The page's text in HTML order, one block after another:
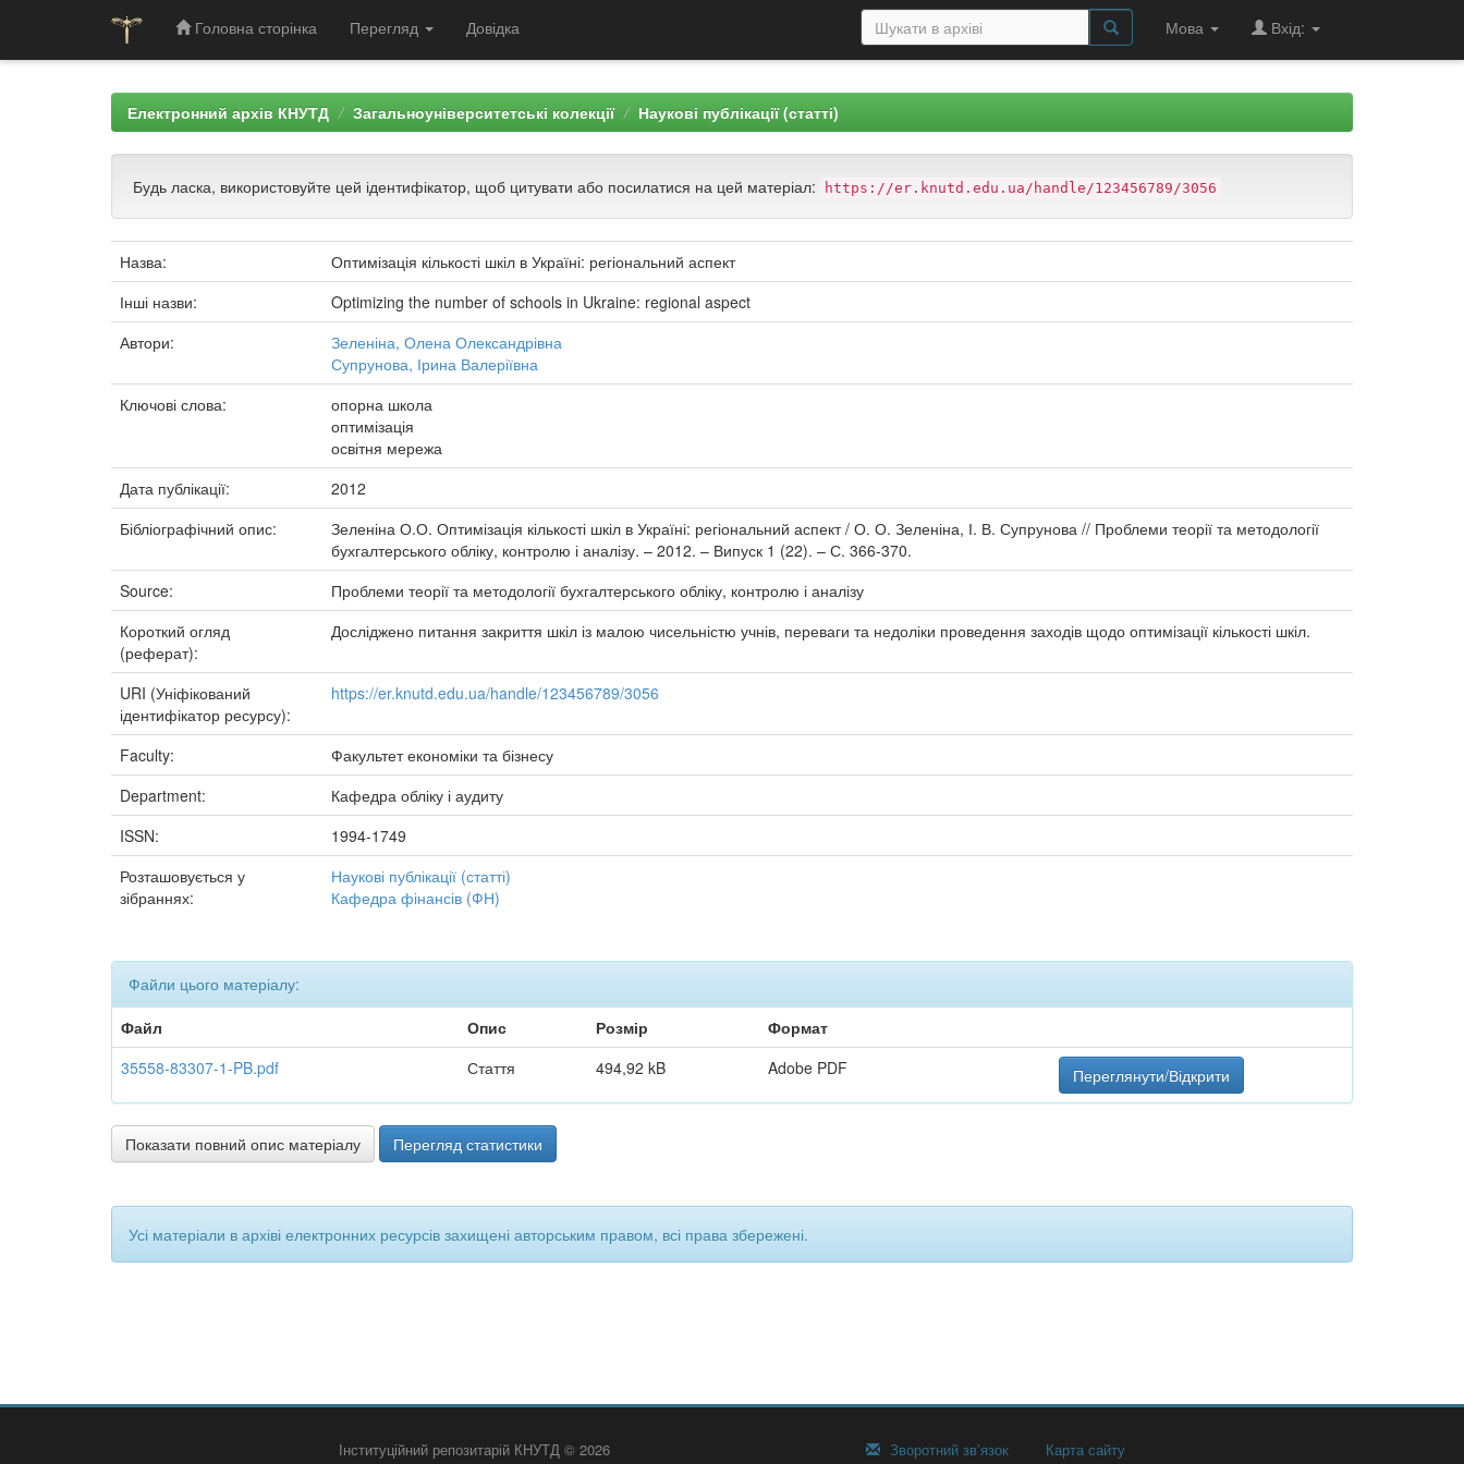
Головна сторінка Перегляд Довідка Мова Вхід:
Електронний архів КНУТД Загальноуніверситетські колекції Наукові публікації (статті)
Будь ласка, використовуйте цей ідентифікатор, щоб цитувати або посилатися на цей матеріал: https://er.knutd.edu.ua/handle/123456789/3056
Назва:
Оптимізація кількості шкіл в Україні: регіональний аспект
Інші назви:
Optimizing the number of schools in Ukraine: regional aspect
Автори:
Зеленіна, Олена Олександрівна
Супрунова, Ірина Валеріївна
Ключові слова:
опорна школа
оптимізація
освітня мережа
Дата публікації:
2012
Бібліографічний опис:
Зеленіна О.О. Оптимізація кількості шкіл в Україні: регіональний аспект / О. О. Зеленіна, І. В. Супрунова // Проблеми теорії та методології
бухгалтерського обліку, контролю і аналізу. – 2012. – Випуск 1 (22). – С. 366-370.
Source:
Проблеми теорії та методології бухгалтерського обліку, контролю і аналізу
Короткий огляд
(реферат):
Досліджено питання закриття шкіл із малою чисельністю учнів, переваги та недоліки проведення заходів щодо оптимізації кількості шкіл.
URI (Уніфікований
ідентифікатор ресурсу):
https://er.knutd.edu.ua/handle/123456789/3056
Faculty:
Факультет економіки та бізнесу
Department:
Кафедра обліку і аудиту
ISSN:
1994-1749
Розташовується у
зібраннях:
Наукові публікації (статті)
Кафедра фінансів (ФН)
Файли цього матеріалу:
Файл
Опис Розмір
Формат
35558-83307-1-PB.pdf
Стаття 494,92 kB Adobe PDF Переглянути/Відкрити
Показати повний опис матеріалу Перегляд статистики
Усі матеріали в архіві електронних ресурсів захищені авторським правом, всі права збережені.
Інституційний репозитарій КНУТД © 2026 Зворотний зв’язок Карта сайту